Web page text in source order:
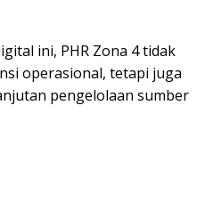
ini, PHR Zona 4 tidak
operasional, tetapi juga
pengelolaan sumber